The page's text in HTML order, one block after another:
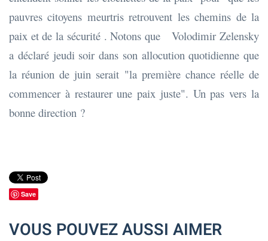
pauvres citoyens meurtris retrouvent les chemins de la
paix et de la sécurité . Notons que Volodimir Zelensky
a déclaré jeudi soir dans son allocution quotidienne que
la réunion de juin serait "la première chance réelle de
commencer à restaurer une paix juste". Un pas vers la
bonne direction ?
Save
VOUS POUVEZ AUSSI AIMER